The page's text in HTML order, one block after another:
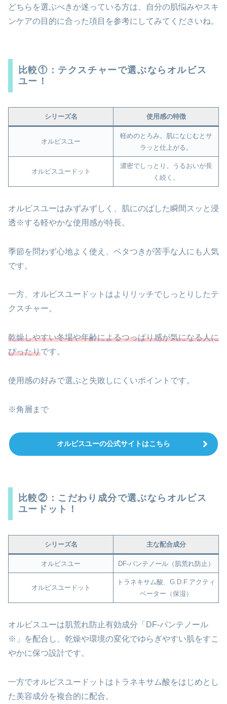
どちらを選ぶべきか迷っている方は、自分の肌悩みやスキ
ンケアの目的に合った項目を参考にしてみてくださいね。
比較①：テクスチャーで選ぶならオルビス
ユー！
シリーズ名 使用感の特徴
オルビスユー
軽めのとろみ。肌になじむとサ
ラッと仕上がる。
オルビスユードット
濃密でしっとり。うるおいが長
く続く。
オルビスユーはみずみずしく、肌にのばした瞬間スッと浸
透※する軽やかな使用感が特長。
季節を問わず心地よく使え、ベタつきが苦手な人にも人気
です。
一方、オルビスユードットはよりリッチでしっとりしたテ
クスチャー。
乾燥しやすい冬場や年齢によるつっぱり感が気になる人に
ぴったりです。
使用感の好みで選ぶと失敗しにくいポイントです。
※角層まで
オルビスユーの公式サイトはこちら
比較②：こだわり成分で選ぶならオルビス
ユードット！
シリーズ名 主な配合成分
オルビスユー DF-パンテノール（肌荒れ防止）
オルビスユードット
トラネキサム酸、G.D.F.アクティ
ベーター（保湿）
オルビスユーは肌荒れ防止有効成分「DF-パンテノール
※」を配合し、乾燥や環境の変化でゆらぎやすい肌をすこ
やかに保つ設計です。
一方でオルビスユードットはトラネキサム酸をはじめとし
た美容成分を複合的に配合。